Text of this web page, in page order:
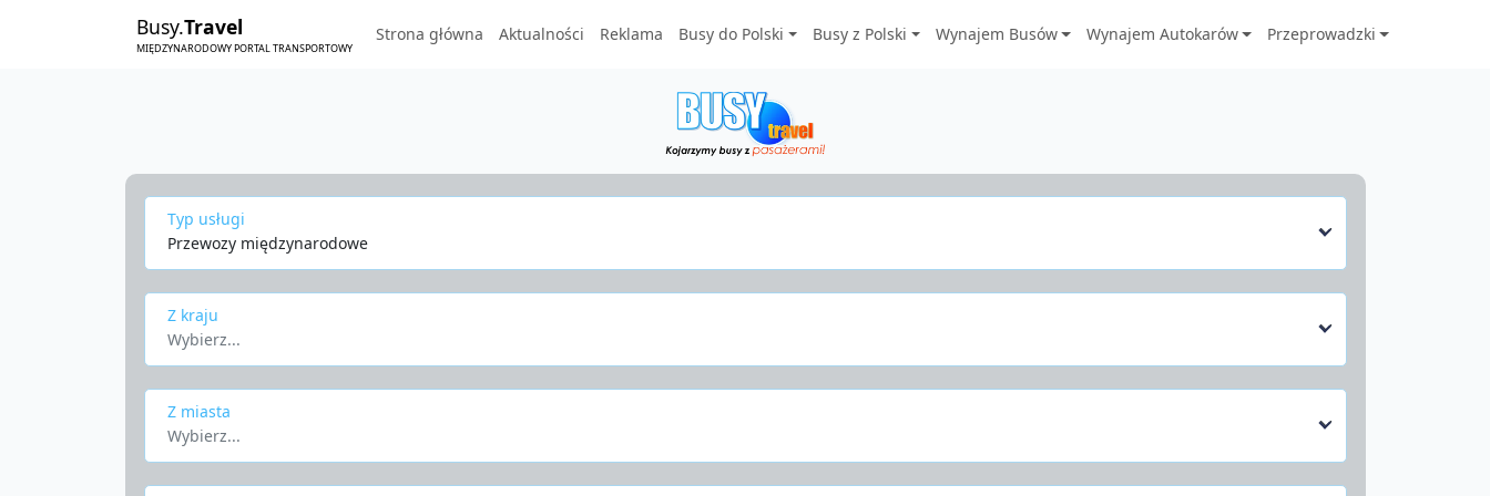
Busy.Travel
MIĘDZYNARODOWY PORTAL TRANSPORTOWY
Strona główna Aktualności Reklama Busy do Polski Busy z Polski Wynajem Busów Wynajem Autokarów Przeprowadzki
Typ usługi
Przewozy międzynarodowe
Z kraju
Wybierz...
Z miasta
Wybierz...